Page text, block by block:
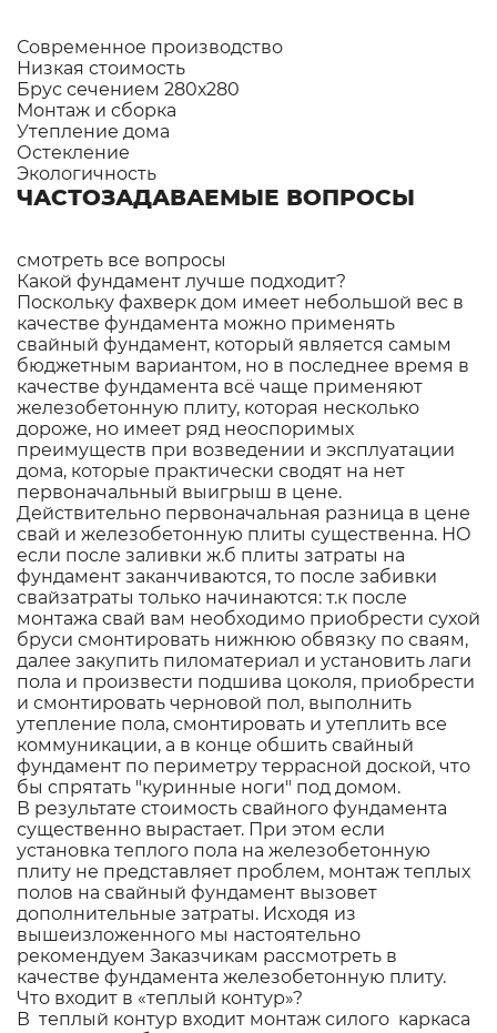
Современное производство
Низкая стоимость
Брус сечением 280х280
Монтаж и сборка
Утепление дома
Остекление
Экологичность
ЧАСТОЗАДАВАЕМЫЕ ВОПРОСЫ
смотреть все вопросы
Какой фундамент лучше подходит?
Поскольку фахверк дом имеет небольшой вес в
качестве фундамента можно применять
свайный фундамент, который является самым
бюджетным вариантом, но в последнее время в
качестве фундамента всё чаще применяют
железобетонную плиту, которая несколько
дороже, но имеет ряд неоспоримых
преимуществ при возведении и эксплуатации
дома, которые практически сводят на нет
первоначальный выигрыш в цене.
Действительно первоначальная разница в цене
свай и железобетонную плиты существенна. НО
если после заливки ж.б плиты затраты на
фундамент заканчиваются, то после забивки
свайзатраты только начинаются: т.к после
монтажа свай вам необходимо приобрести сухой
бруси смонтировать нижнюю обвязку по сваям,
далее закупить пиломатериал и установить лаги
пола и произвести подшива цоколя, приобрести
и смонтировать черновой пол, выполнить
утепление пола, смонтировать и утеплить все
коммуникации, а в конце обшить свайный
фундамент по периметру террасной доской, что
бы спрятать "куринные ноги" под домом.
В результате стоимость свайного фундамента
существенно вырастает. При этом если
установка теплого пола на железобетонную
плиту не представляет проблем, монтаж теплых
полов на свайный фундамент вызовет
дополнительные затраты. Исходя из
вышеизложенного мы настоятельно
рекомендуем Заказчикам рассмотреть в
качестве фундамента железобетонную плиту.
Что входит в «теплый контур»?
В теплый контур входит монтаж силого каркаса